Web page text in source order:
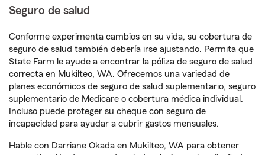
Seguro de salud
Conforme experimenta cambios en su vida, su cobertura de
seguro de salud también debería irse ajustando. Permita que
State Farm le ayude a encontrar la póliza de seguro de salud
correcta en Mukilteo, WA. Ofrecemos una variedad de
planes económicos de seguro de salud suplementario, seguro
suplementario de Medicare o cobertura médica individual.
Incluso puede proteger su cheque con seguro de
incapacidad para ayudar a cubrir gastos mensuales.
Hable con Darriane Okada en Mukilteo, WA para obtener